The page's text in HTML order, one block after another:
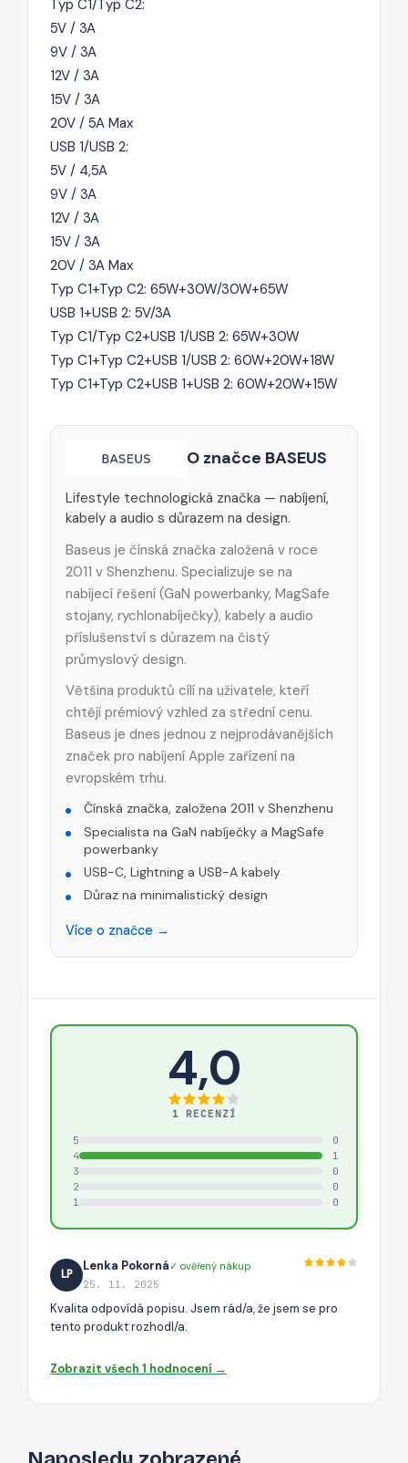
Typ C1/Typ C2:
5V / 3A
9V / 3A
12V / 3A
15V / 3A
20V / 5A Max
USB 1/USB 2:
5V / 4,5A
9V / 3A
12V / 3A
15V / 3A
20V / 3A Max
Typ C1+Typ C2: 65W+30W/30W+65W
USB 1+USB 2: 5V/3A
Typ C1/Typ C2+USB 1/USB 2: 65W+30W
Typ C1+Typ C2+USB 1/USB 2: 60W+20W+18W
Typ C1+Typ C2+USB 1+USB 2: 60W+20W+15W
O značce BASEUS
Lifestyle technologická značka — nabíjení,
kabely a audio s důrazem na design.
Baseus je čínská značka založená v roce
2011 v Shenzhenu. Specializuje se na
nabíjecí řešení (GaN powerbanky, MagSafe
stojany, rychlonabíječky), kabely a audio
příslušenství s důrazem na čistý
průmyslový design.
Většina produktů cílí na uživatele, kteří
chtějí prémiový vzhled za střední cenu.
Baseus je dnes jednou z nejprodávanějších
značek pro nabíjení Apple zařízení na
evropském trhu.
Čínská značka, založena 2011 v Shenzhenu
Specialista na GaN nabíječky a MagSafe
powerbanky
USB-C, Lightning a USB-A kabely
Důraz na minimalistický design
Více o značce →
4,0
1 RECENZÍ
5
0
4
1
3
0
2
0
1
0
LP
Lenka Pokorná✓ ověřený nákup
25. 11. 2025
Kvalita odpovídá popisu. Jsem rád/a, že jsem se pro
tento produkt rozhodl/a.
Zobrazit všech 1 hodnocení →